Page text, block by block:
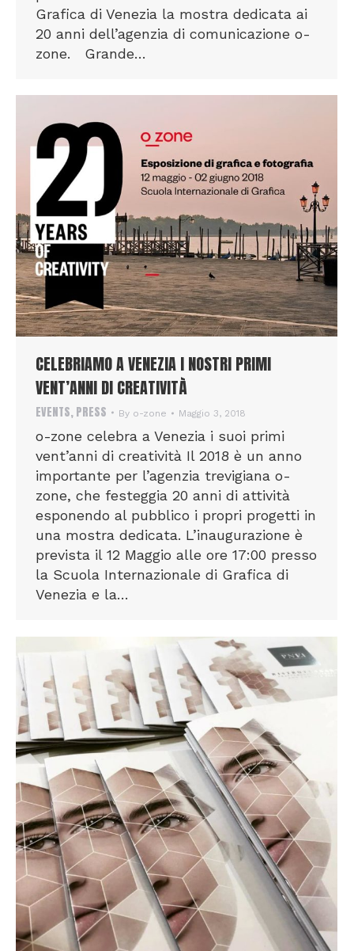
Grafica di Venezia la mostra dedicata ai
20 anni dell’agenzia di comunicazione o-
zone. Grande…
CELEBRIAMO A VENEZIA I NOSTRI PRIMI
VENT’ANNI DI CREATIVITÀ
EVENTS,PRESS By o-zone Maggio 3, 2018
o-zone celebra a Venezia i suoi primi
vent’anni di creatività Il 2018 è un anno
importante per l’agenzia trevigiana o-
zone, che festeggia 20 anni di attività
esponendo al pubblico i propri progetti in
una mostra dedicata. L’inaugurazione è
prevista il 12 Maggio alle ore 17:00 presso
la Scuola Internazionale di Grafica di
Venezia e la…